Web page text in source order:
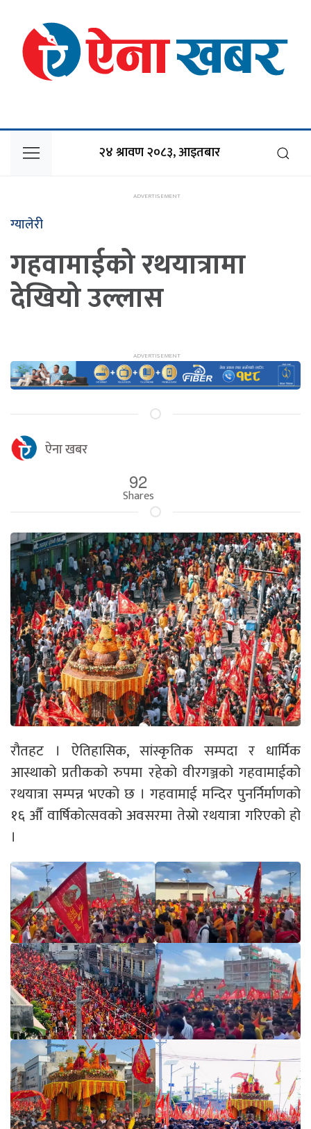
२४ श्रावण २०८३, आइतबार
ग्यालेरी
गहवामाईको रथयात्रामा
देखियो उल्लास
ऐना खबर
92
Shares
रौतहट । ऐतिहासिक, सांस्कृतिक सम्पदा र धार्मिक
आस्थाको प्रतीकको रुपमा रहेको वीरगञ्जको गहवामाईको
रथयात्रा सम्पन्न भएको छ । गहवामाई मन्दिर पुनर्निर्माणको
१६ औँ वार्षिकोत्सवको अवसरमा तेस्रो रथयात्रा गरिएको हो
।